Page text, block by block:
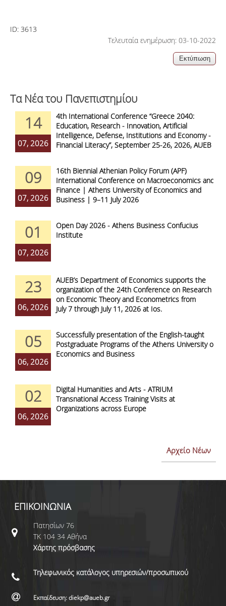
ID: 3613
Τελευταία ενημέρωση: 03-10-2022
Τα Νέα του Πανεπιστημίου
14
07, 2026
4th International Conference “Greece 2040:
Education, Research - Innovation, Artificial
Intelligence, Defense, Institutions and Economy -
Financial Literacy”, September 25-26, 2026, AUEB
09
07, 2026
16th Biennial Athenian Policy Forum (APF)
International Conference on Macroeconomics and
Finance | Athens University of Economics and
Business | 9–11 July 2026
01
07, 2026
Open Day 2026 - Athens Business Confucius
Institute
23
06, 2026
AUEB’s Department of Economics supports the
organization of the 24th Conference on Research
on Economic Theory and Econometrics from
July 7 through July 11, 2026 at Ios.
05
06, 2026
Successfully presentation of the English-taught
Postgraduate Programs of the Athens University of
Economics and Business
02
06, 2026
Digital Humanities and Arts - ATRIUM
Transnational Access Training Visits at
Organizations across Europe
Αρχείο Νέων
ΕΠΙΚΟΙΝΩΝΙΑ
Πατησίων 76
ΤΚ 104 34 Αθήνα
Χάρτης πρόσβασης
Τηλεφωνικός κατάλογος υπηρεσιών/προσωπικού
Εκπαίδευση: diekp@aueb.gr